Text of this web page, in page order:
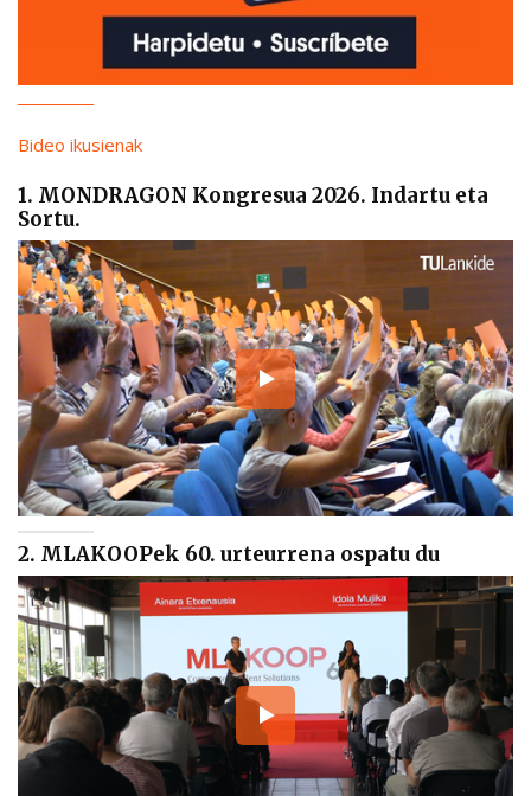
Bideo ikusienak
1. MONDRAGON Kongresua 2026. Indartu eta
Sortu.
2. MLAKOOPek 60. urteurrena ospatu du